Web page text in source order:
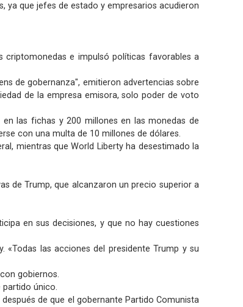
ya que jefes de estado y empresarios acudieron
criptomonedas e impulsó políticas favorables a
de gobernanza", emitieron advertencias sobre
de la empresa emisora, solo poder de voto
las fichas y 200 millones en las monedas de
con una multa de 10 millones de dólares.
mientras que World Liberty ha desestimado la
de Trump, que alcanzaron un precio superior a
en sus decisiones, y que no hay cuestiones
las acciones del presidente Trump y su
gobiernos.
partido único.
de que el gobernante Partido Comunista